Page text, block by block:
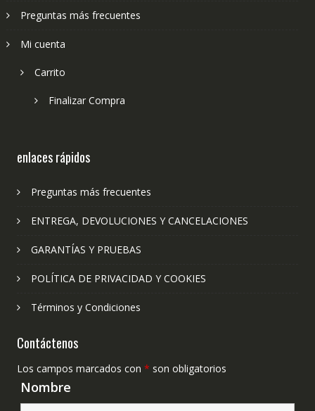
Preguntas más frecuentes
Mi cuenta
Carrito
Finalizar Compra
enlaces rápidos
Preguntas más frecuentes
ENTREGA, DEVOLUCIONES Y CANCELACIONES
GARANTÍAS Y PRUEBAS
POLÍTICA DE PRIVACIDAD Y COOKIES
Términos y Condiciones
Contáctenos
Los campos marcados con * son obligatorios
Nombre